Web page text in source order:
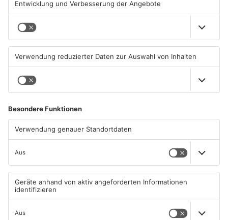
Dieburg
31.07.2026, 14:47 UHR IN KREIS
Trinkwasserleitung
28.07.2026, 06:46 UHR IN KREIS